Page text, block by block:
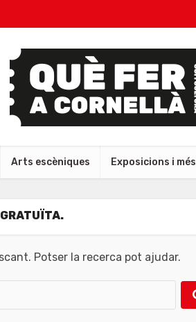
Arts escèniques Exposicions i més
Potser la recerca pot ajudar.